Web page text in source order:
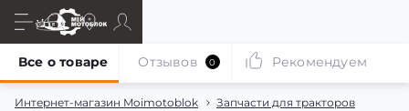
Интернет-магазин Moimotoblok
Запчасти для тракторов
Все о товаре Отзывов 0 Рекомендуем